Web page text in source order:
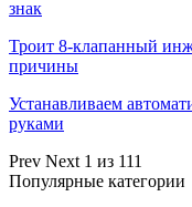
знак
Троит 8-клапанный
причины
Устанавливаем
руками
Prev Next 1 из 111
Популярные категории